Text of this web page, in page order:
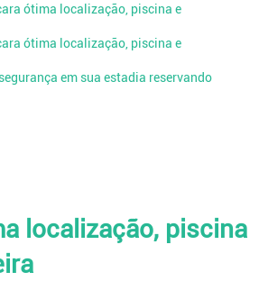
em sua estadia reservando
localização, piscina